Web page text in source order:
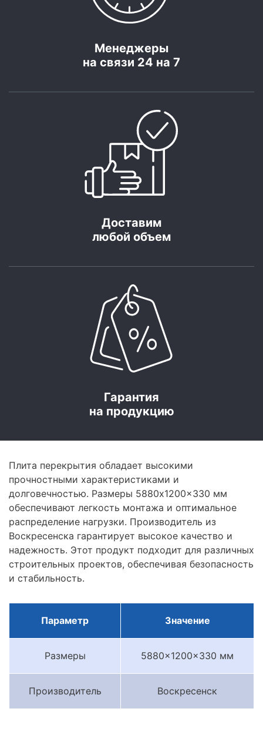
Менеджеры
на связи 24 на 7
Доставим
любой объем
Гарантия
на продукцию
Плита перекрытия обладает высокими
прочностными характеристиками и
долговечностью. Размеры 5880x1200x330 мм
обеспечивают легкость монтажа и оптимальное
распределение нагрузки. Производитель из
Воскресенска гарантирует высокое качество и
надежность. Этот продукт подходит для различных
строительных проектов, обеспечивая безопасность
и стабильность.
Параметр Значение
Размеры 5880x1200x330 мм
Производитель Воскресенск